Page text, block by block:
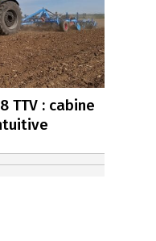
TTV : cabine